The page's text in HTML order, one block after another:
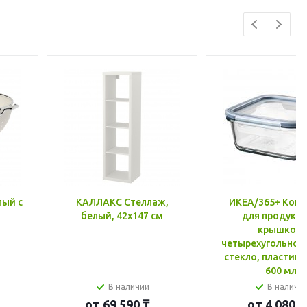
с
КАЛЛАКС Стеллаж,
белый, 42x147 см
В наличии
от 69 590 ₸
ИКЕА/365+
для
крышкой,
стекло, пластик
600 мл
В
от 4 080 ₸